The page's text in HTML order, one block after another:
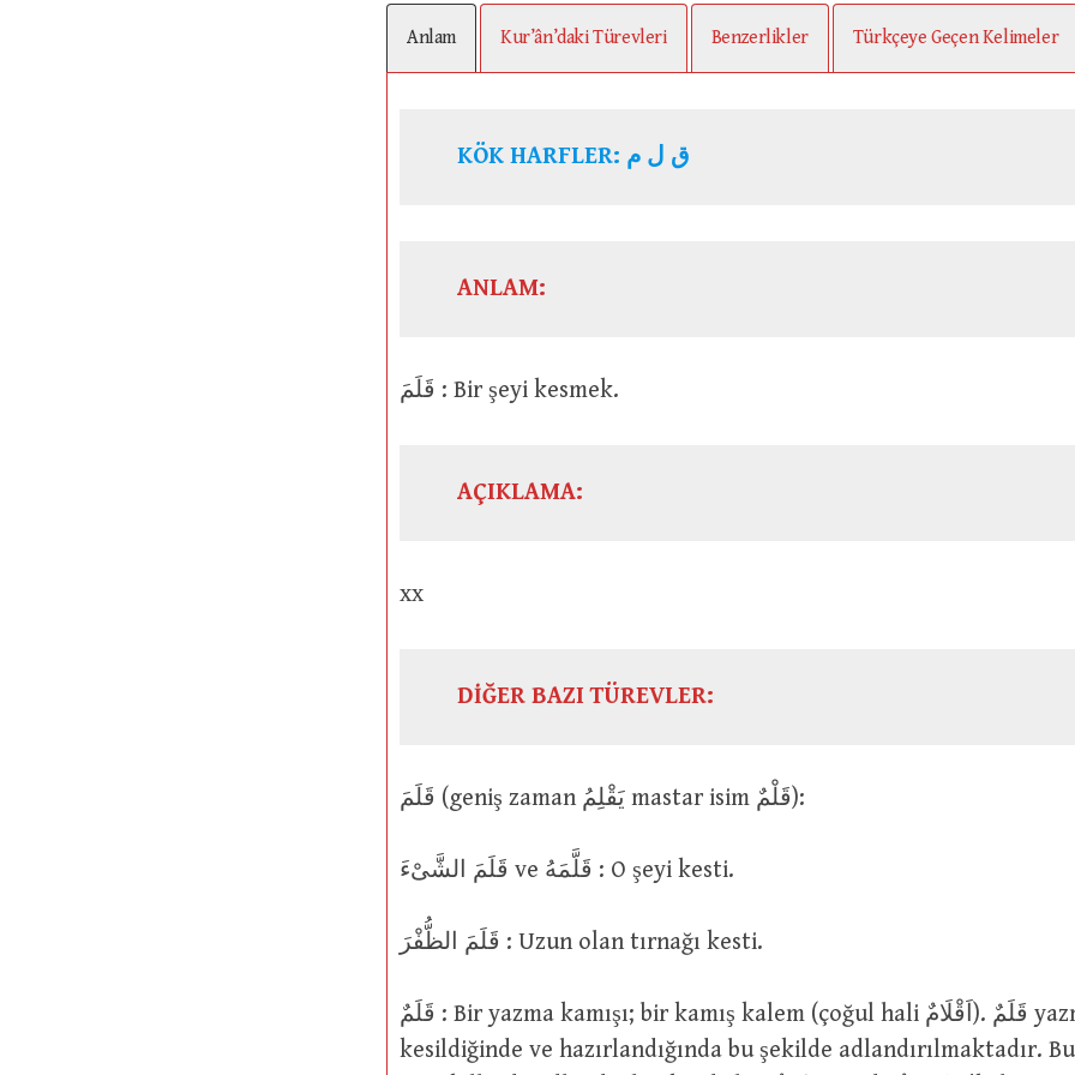
Anlam Kur’ân’daki Türevleri Benzerlikler Türkçeye Geçen Kelimeler
KÖK HARFLER: ق ل م
ANLAM:
قَلَمَ : Bir şeyi kesmek.
AÇIKLAMA:
xx
DİĞER BAZI TÜREVLER:
قَلَمَ (geniş zaman يَقْلِمُ mastar isim قَلْمٌ):
قَلَمَ الشَّىْءَ ve قَلَّمَهُ : O şeyi kesti.
قَلَمَ الظُّفْرَ : Uzun olan tırnağı kesti.
قَلَمٌ : Bir yazma kamışı; bir kamış kalem (çoğul hali اَقْلَامٌ). قَلَمٌ yazma için
kesildiğinde ve hazırlandığında bu şekilde adlandırılmaktadır.